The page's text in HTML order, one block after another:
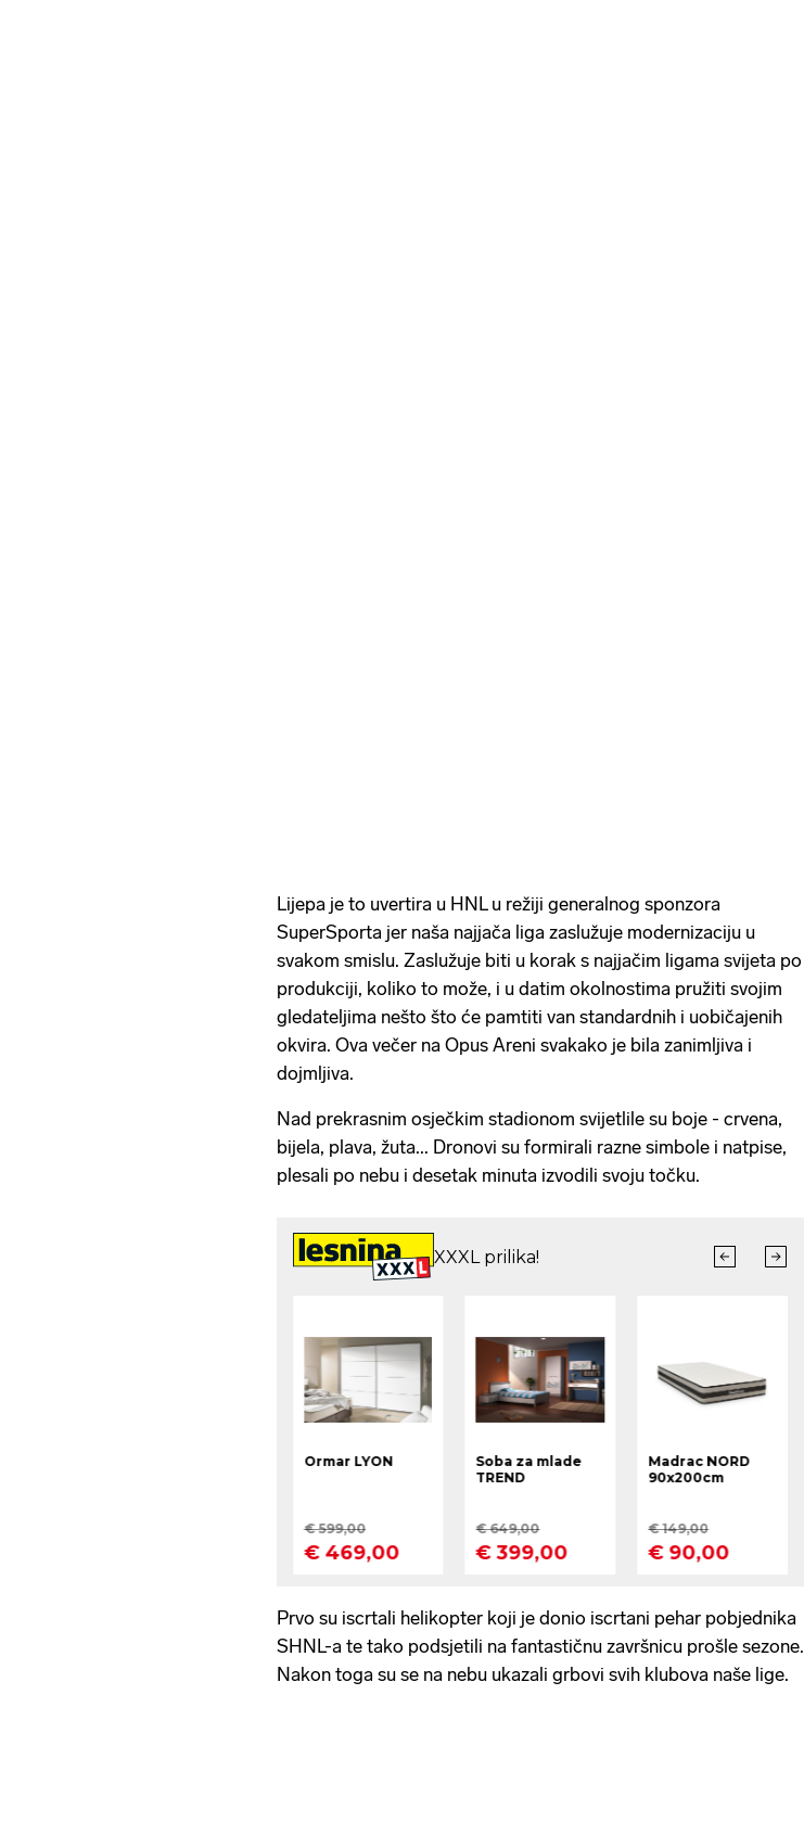
Lijepa je to uvertira u HNL u režiji generalnog sponzora
SuperSporta jer naša najjača liga zaslužuje modernizaciju u
svakom smislu. Zaslužuje biti u korak s najjačim ligama svijeta po
produkciji, koliko to može, i u datim okolnostima pružiti svojim
gledateljima nešto što će pamtiti van standardnih i uobičajenih
okvira. Ova večer na Opus Areni svakako je bila zanimljiva i
dojmljiva.
Nad prekrasnim osječkim stadionom svijetlile su boje - crvena,
bijela, plava, žuta... Dronovi su formirali razne simbole i natpise,
plesali po nebu i desetak minuta izvodili svoju točku.
Prvo su iscrtali helikopter koji je donio iscrtani pehar pobjednika
SHNL-a te tako podsjetili na fantastičnu završnicu prošle sezone.
Nakon toga su se na nebu ukazali grbovi svih klubova naše lige.